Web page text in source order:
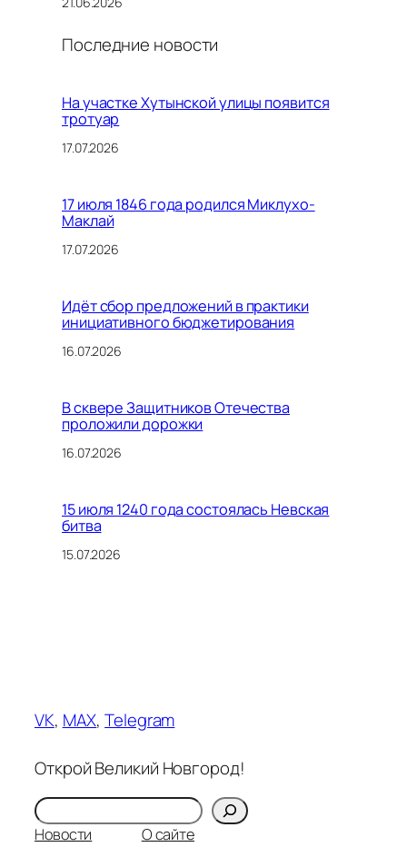
Последние новости
На участке Хутынской улицы появится
тротуар
17.07.2026
17 июля 1846 года родился Миклухо-
Маклай
17.07.2026
Идёт сбор предложений в практики
инициативного бюджетирования
16.07.2026
В сквере Защитников Отечества
проложили дорожки
16.07.2026
15 июля 1240 года состоялась Невская
битва
15.07.2026
VK, MAX,Telegram
Открой Великий Новгород!
Поиск
Новости
О сайте